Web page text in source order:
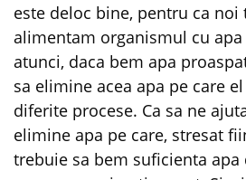
este deloc bine, pentru ca noi
alimentam organismul cu apa
atunci, daca bem apa
sa elimine acea apa pe care
diferite procese. Ca sa ne
elimine apa pe care, stresat
trebuie sa bem suficienta apa